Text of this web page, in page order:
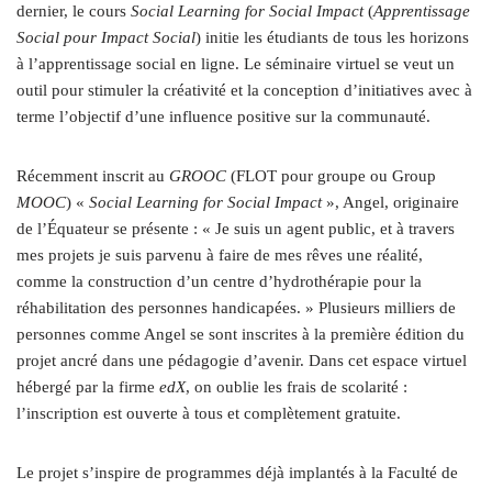
dernier, le cours Social Learning for Social Impact(Apprentissage
Social pour Impact Social) initie les étudiants de tous les horizons
à l’apprentissage social en ligne. Le séminaire virtuel se veut un
outil pour stimuler la créativité et la conception d’initiatives avec à
terme l’objectif d’une influence positive sur la communauté.
Récemment inscrit au GROOC (FLOT pour groupe ou Group
MOOC) « Social Learning for Social Impact», Angel, originaire
de l’Équateur se présente : « Je suis un agent public, et à travers
mes projets je suis parvenu à faire de mes rêves une réalité,
comme la construction d’un centre d’hydrothérapie pour la
réhabilitation des personnes handicapées. » Plusieurs milliers de
personnes comme Angel se sont inscrites à la première édition du
projet ancré dans une pédagogie d’avenir. Dans cet espace virtuel
hébergé par la firme edX, on oublie les frais de scolarité :
l’inscription est ouverte à tous et complètement gratuite.
Le projet s’inspire de programmes déjà implantés à la Faculté de